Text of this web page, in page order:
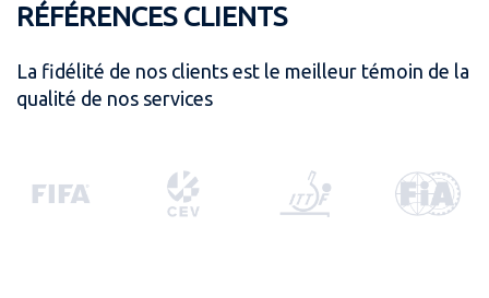
RÉFÉRENCES CLIENTS
La fidélité de nos clients est le meilleur témoin de la
qualité de nos services